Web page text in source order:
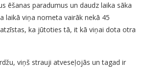
ēšanas paradumus un daudz laika sāka
laikā viņa nometa vairāk nekā 45
ka jūtoties tā, it kā viņai dota otra
viņš strauji atveseļojās un tagad ir